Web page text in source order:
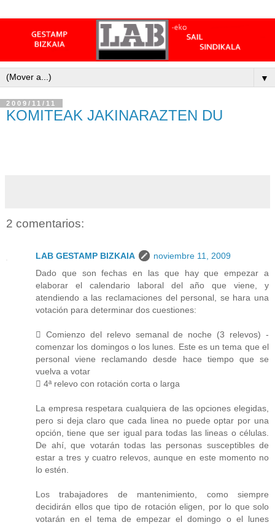
▼
2009/11/11
KOMITEAK JAKINARAZTEN DU
2 comentarios:
LAB GESTAMP BIZKAIA
noviembre 11, 2009
Dado que son fechas en las que hay que empezar a
elaborar el calendario laboral del año que viene, y
atendiendo a las reclamaciones del personal, se hara una
votación para determinar dos cuestiones:
 Comienzo del relevo semanal de noche (3 relevos) -
comenzar los domingos o los lunes. Este es un tema que el
personal viene reclamando desde hace tiempo que se
vuelva a votar
 4ª relevo con rotación corta o larga
La empresa respetara cualquiera de las opciones elegidas,
pero si deja claro que cada linea no puede optar por una
opción, tiene que ser igual para todas las lineas o células.
De ahí, que votarán todas las personas susceptibles de
estar a tres y cuatro relevos, aunque en este momento no
lo estén.
Los trabajadores de mantenimiento, como siempre
decidirán ellos que tipo de rotación eligen, por lo que solo
votarán en el tema de empezar el domingo o el lunes